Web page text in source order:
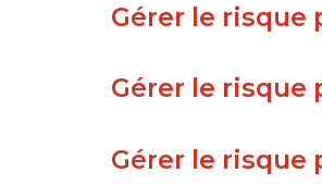
Gérer le risque
Gérer le risque
Gérer le risque